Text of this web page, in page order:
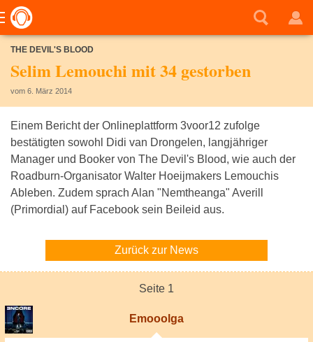
THE DEVIL'S BLOOD
Selim Lemouchi mit 34 gestorben
vom 6. März 2014
Einem Bericht der Onlineplattform 3voor12 zufolge
bestätigten sowohl Didi van Drongelen, langjähriger
Manager und Booker von The Devil's Blood, wie auch der
Roadburn-Organisator Walter Hoeijmakers Lemouchis
Ableben. Zudem sprach Alan "Nemtheanga" Averill
(Primordial) auf Facebook sein Beileid aus.
Zurück zur News
Seite 1
Emooolga